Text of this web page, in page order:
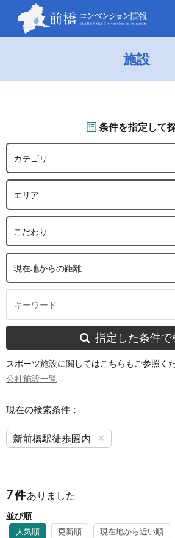
施設
条件を指定して
カテゴリ
エリア
こだわり
現在地からの距離
指定した条件で
スポーツ施設に関してはこちらもご参照く
公社施設一覧
現在の検索条件：
新前橋駅徒歩圏内 ×
7件ありました
並び順
人気順 更新順 現在地から近い順